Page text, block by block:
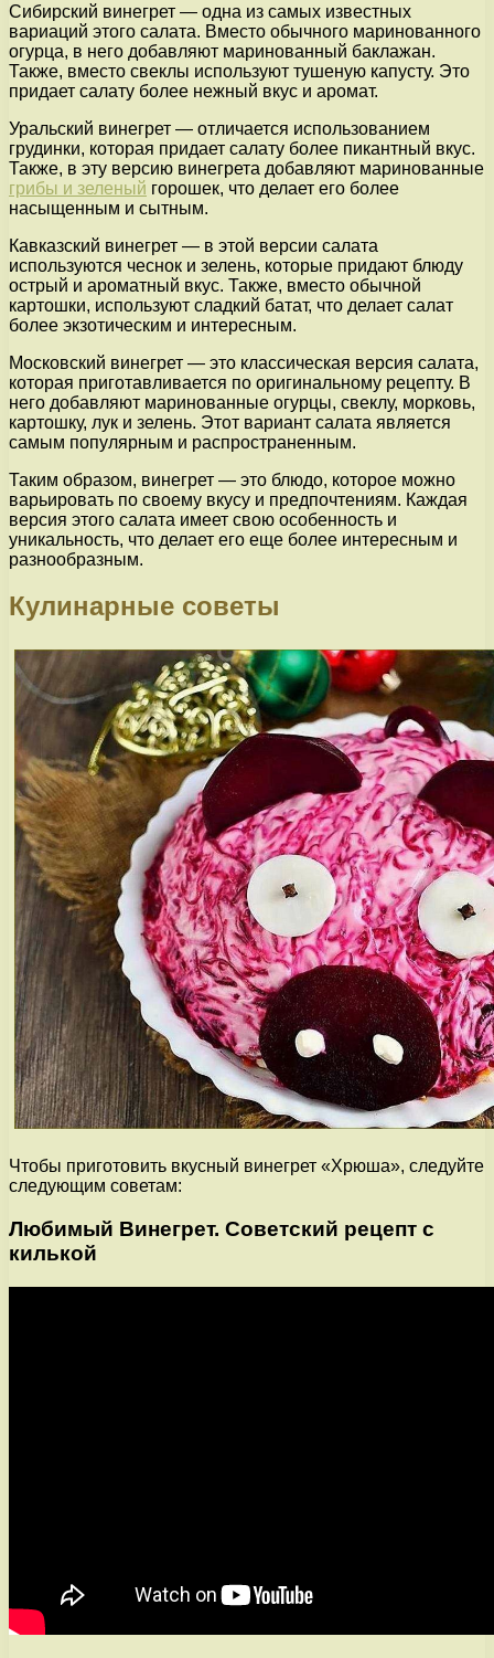
Сибирский винегрет — одна из самых известных
вариаций этого салата. Вместо обычного маринованного
огурца, в него добавляют маринованный баклажан.
Также, вместо свеклы используют тушеную капусту. Это
придает салату более нежный вкус и аромат.
Уральский винегрет — отличается использованием
грудинки, которая придает салату более пикантный вкус.
Также, в эту версию винегрета добавляют маринованные
грибы и зеленый горошек, что делает его более
насыщенным и сытным.
Кавказский винегрет — в этой версии салата
используются чеснок и зелень, которые придают блюду
острый и ароматный вкус. Также, вместо обычной
картошки, используют сладкий батат, что делает салат
более экзотическим и интересным.
Московский винегрет — это классическая версия салата,
которая приготавливается по оригинальному рецепту. В
него добавляют маринованные огурцы, свеклу, морковь,
картошку, лук и зелень. Этот вариант салата является
самым популярным и распространенным.
Таким образом, винегрет — это блюдо, которое можно
варьировать по своему вкусу и предпочтениям. Каждая
версия этого салата имеет свою особенность и
уникальность, что делает его еще более интересным и
разнообразным.
Кулинарные советы
Чтобы приготовить вкусный винегрет «Хрюша», следуйте
следующим советам:
Любимый Винегрет. Советский рецепт с
килькой